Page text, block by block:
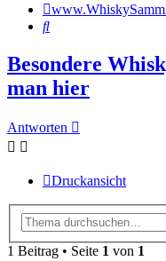
Suche
Besondere
man hier
Antworten
Druckansicht
1 Beitrag • Seite 1 von 1